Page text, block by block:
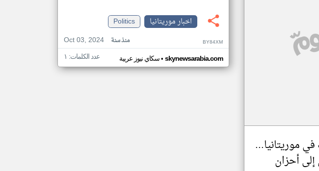
موريتانيا...
أحزان
اخبار موريتانيا
Politics
Oct 03, 2024
منذ سنة BY84XM
سكاي نيوز عربية• skynewsarabia.com عدد الكلمات: ١